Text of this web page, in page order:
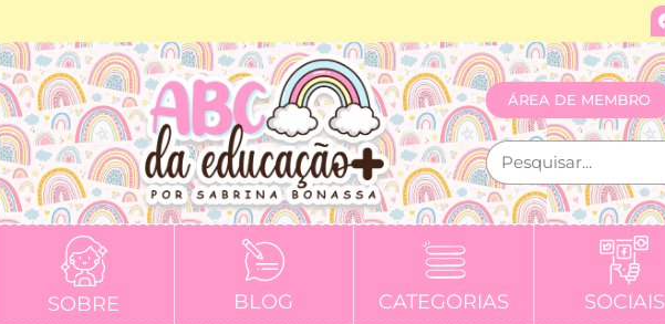
ÁREA DE MEMBRO
SOBRE BLOG CATEGORIAS SOCIAIS